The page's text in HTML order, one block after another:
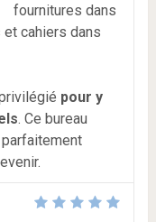
fournitures dans
et cahiers dans
pour y
. Ce bureau